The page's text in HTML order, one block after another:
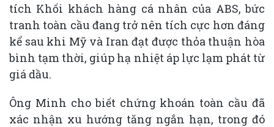
tích Khối khách hàng cá nhân của ABS, bức
tranh toàn cầu đang trở nên tích cực hơn đáng
kể sau khi Mỹ và Iran đạt được thỏa thuận hòa
bình tạm thời, giúp hạ nhiệt áp lực lạm phát từ
giá dầu.
Ông Minh cho biết chứng khoán toàn cầu đã
xác nhận xu hướng tăng ngắn hạn, trong đó